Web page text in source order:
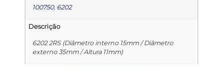
100750, 6202
Descrição
6202 2RS (Diâmetro interno 15mm / Diâmetro
externo 35mm / Altura 11mm)